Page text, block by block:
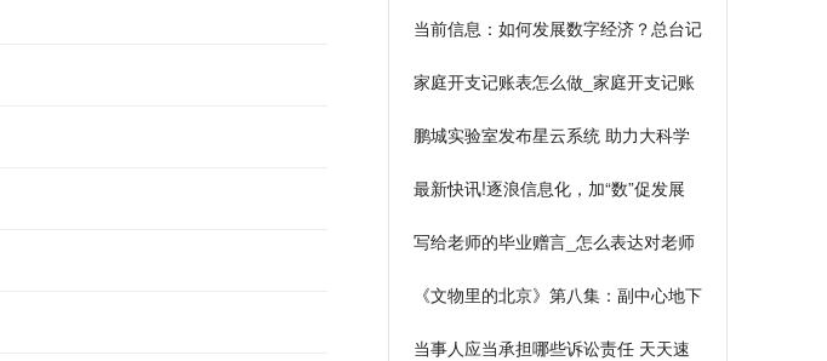
当前信息：如何发展数字经济？总台记
家庭开支记账表怎么做_家庭开支记账
鹏城实验室发布星云系统 助力大科学
最新快讯!逐浪信息化，加“数”促发展
写给老师的毕业赠言_怎么表达对老师
《文物里的北京》第八集：副中心地下
当事人应当承担哪些诉讼责任 天天速